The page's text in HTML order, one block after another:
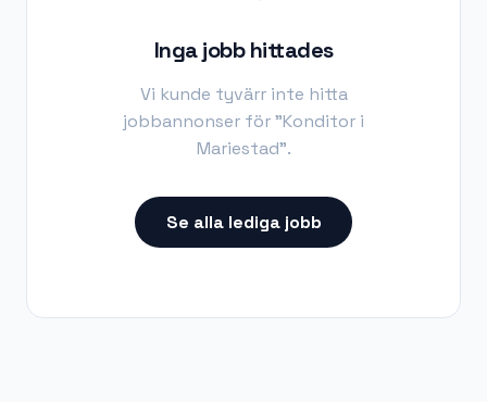
Inga jobb hittades
Vi kunde tyvärr inte hitta
jobbannonser för "Konditor i
Mariestad".
Se alla lediga jobb